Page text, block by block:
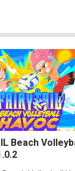
Beach